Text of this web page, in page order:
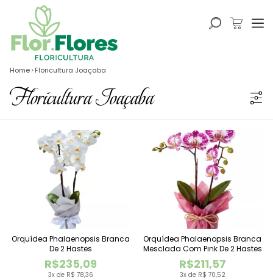
Home Floricultura Joaçaba
Floricultura Joaçaba
3x de R$ 78,36
R$235,09
Orquídea Phalaenopsis Branca
De 2 Hastes
3x de R$ 70,52
R$211,57
Orquídea Phalaenopsis Branca
Mesclada Com Pink De 2 Hastes